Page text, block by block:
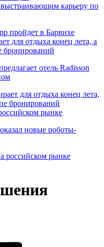
карьеру по
для отдыха конец лета, а
бронирований
отель Radisson
рынке
новые роботы-